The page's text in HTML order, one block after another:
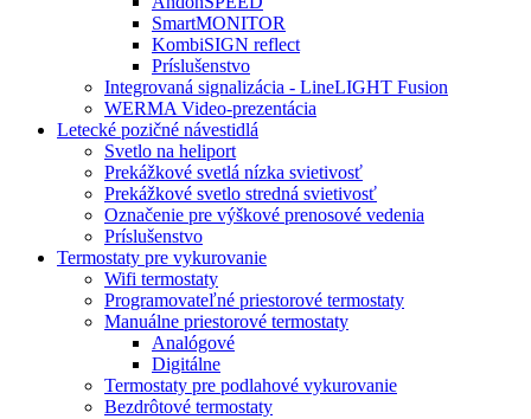
SmartMONITOR
KombiSIGN reflect
Príslušenstvo
Integrovaná signalizácia - LineLIGHT Fusion
WERMA Video-prezentácia
Letecké pozičné návestidlá
Svetlo na heliport
Prekážkové svetlá nízka svietivosť
Prekážkové svetlo stredná svietivosť
Označenie pre výškové prenosové vedenia
Príslušenstvo
Termostaty pre vykurovanie
Wifi termostaty
Programovateľné priestorové termostaty
Manuálne priestorové termostaty
Analógové
Digitálne
Termostaty pre podlahové vykurovanie
Bezdrôtové termostaty